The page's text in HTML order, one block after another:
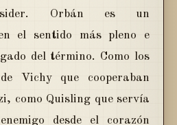
Orbán es un
el sentido más pleno e
del término. Como los
Vichy que cooperaban
como Quisling que servía
desde el corazón